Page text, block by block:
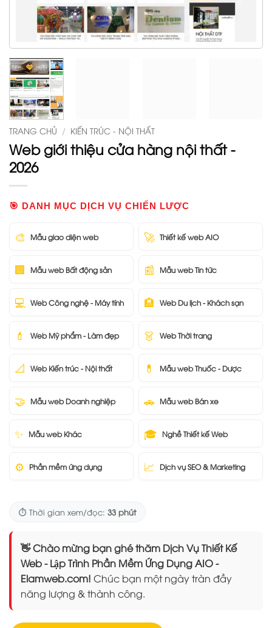
TRANG CHỦ / KIẾN TRÚC - NỘI THẤT
Web giới thiệu cửa hàng nội thất -
2026
🎯 DANH MỤC DỊCH VỤ CHIẾN LƯỢC
🎨 Mẫu giao diện web 🚀 Thiết kế web AIO
🏢 Mẫu web Bất động sản 📰 Mẫu web Tin tức
💻 Web Công nghệ - Máy tính 🏨 Web Du lịch - Khách sạn
💄 Web Mỹ phẩm - Làm đẹp 👗 Web Thời trang
📐 Web Kiến trúc - Nội thất 💊 Mẫu web Thuốc - Dược
🤝 Mẫu web Doanh nghiệp 🚗 Mẫu web Bán xe
✨ Mẫu web Khác 🎓 Nghề Thiết kế Web
⚙️ Phần mềm ứng dụng 📈 Dịch vụ SEO & Marketing
⏱️ Thời gian xem/đọc: 33 phút
👋 Chào mừng bạn ghé thăm Dịch Vụ Thiết Kế
Web - Lập Trình Phần Mềm Ứng Dụng AIO -
Elamweb.com! Chúc bạn một ngày tràn đầy
năng lượng & thành công.